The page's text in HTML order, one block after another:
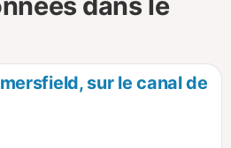
sur le canal de